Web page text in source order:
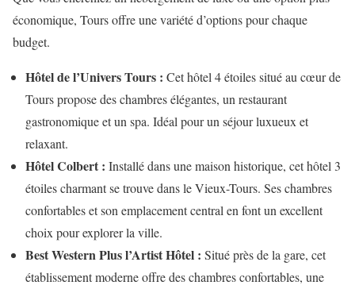
économique, Tours offre une variété d’options pour chaque
budget.
Hôtel de l’Univers Tours : Cet hôtel 4 étoiles situé au cœur de
Tours propose des chambres élégantes, un restaurant
gastronomique et un spa. Idéal pour un séjour luxueux et
relaxant.
Hôtel Colbert : Installé dans une maison historique, cet hôtel 3
étoiles charmant se trouve dans le Vieux-Tours. Ses chambres
confortables et son emplacement central en font un excellent
choix pour explorer la ville.
Best Western Plus l’Artist Hôtel : Situé près de la gare, cet
établissement moderne offre des chambres confortables, une